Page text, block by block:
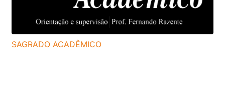
SAGRADO ACADÊMICO